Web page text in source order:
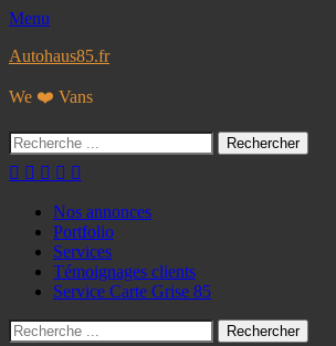
Menu
Autohaus85.fr
We ❤️ Vans
Rechercher :
Facebook
Googleplus
E- Instagram
Menu
principal
Aller
contenu
Nos annonces
Portfolio
Services
Témoignages clients
Service Carte Grise 85
Recherche
Rechercher :